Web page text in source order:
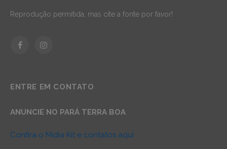
Reprodução permitida, mas cite a fonte por favor!
FacebookInstagram
ENTRE EM CONTATO
ANUNCIE NO PARÁ TERRA BOA
Confira o Mídia Kit e contatos aqui